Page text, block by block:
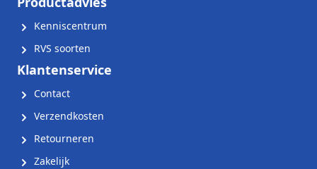
Kenniscentrum
RVS soorten
Klantenservice
Contact
Verzendkosten
Retourneren
Zakelijk